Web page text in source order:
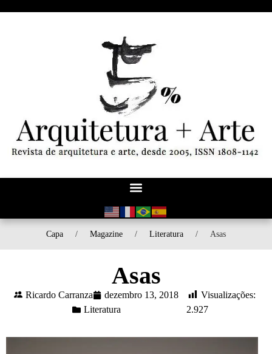
Capa / Magazine / Literatura / Asas
Asas
Ricardo Carranza
dezembro 13, 2018
Literatura
Visualizações:
2.927